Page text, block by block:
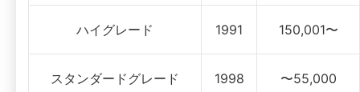
ハイグレード 1991 150,001〜
スタンダードグレード 1998 〜55,000